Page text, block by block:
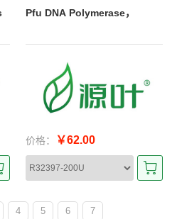
Pfu DNA Polymerase，
价格： ￥62.00
4 5 6 7